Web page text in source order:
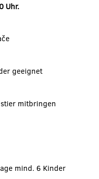
Uhr.
geeignet
mitbringen
mind. 6 Kinder